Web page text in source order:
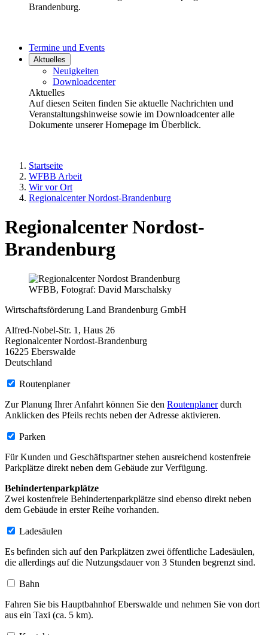
Brandenburg.
Termine und Events
Aktuelles
Neuigkeiten
Downloadcenter
Aktuelles
Auf diesen Seiten finden Sie aktuelle Nachrichten und
Veranstaltungshinweise sowie im Downloadcenter alle
Dokumente unserer Homepage im Überblick.
Startseite
WFBB Arbeit
Wir vor Ort
Regionalcenter Nordost-Brandenburg
Regionalcenter Nordost-
Brandenburg
WFBB, Fotograf: David Marschalsky
Wirtschaftsförderung Land Brandenburg GmbH
Alfred-Nobel-Str. 1, Haus 26
Regionalcenter Nordost-Brandenburg
16225 Eberswalde
Deutschland
Routenplaner
Zur Planung Ihrer Anfahrt können Sie den Routenplanerdurch
Anklicken des Pfeils rechts neben der Adresse aktivieren.
Parken
Für Kunden und Geschäftspartner stehen ausreichend kostenfreie
Parkplätze direkt neben dem Gebäude zur Verfügung.
Behindertenparkplätze
Zwei kostenfreie Behindertenparkplätze sind ebenso direkt neben
dem Gebäude in erster Reihe vorhanden.
Ladesäulen
Es befinden sich auf den Parkplätzen zwei öffentliche Ladesäulen,
die allerdings auf die Nutzungsdauer von 3 Stunden begrenzt sind.
Bahn
Fahren Sie bis Hauptbahnhof Eberswalde und nehmen Sie von dort
aus ein Taxi (ca. 5 km).